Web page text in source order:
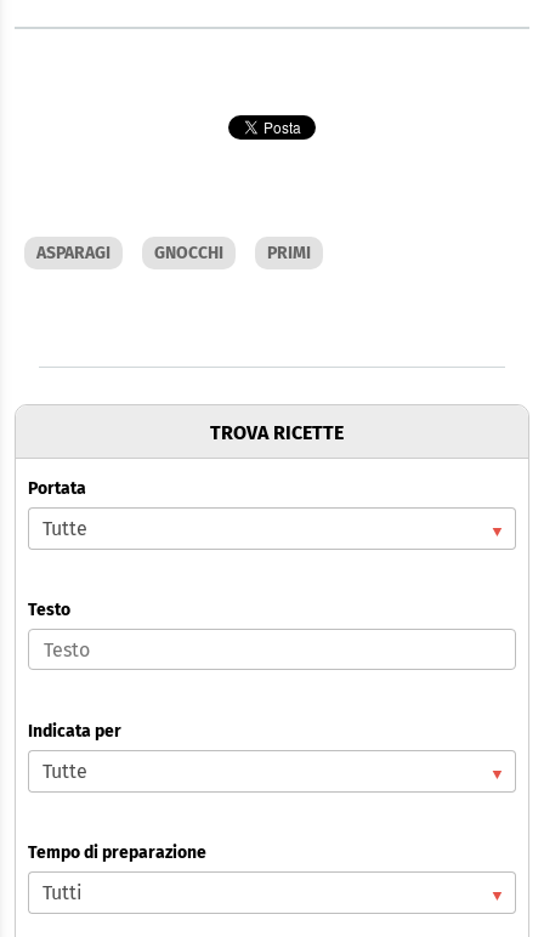
ASPARAGI GNOCCHI PRIMI
TROVA RICETTE
Portata
Testo
Indicata per
Tempo di preparazione